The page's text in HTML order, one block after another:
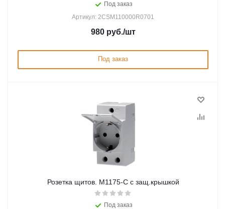
Под заказ
Артикул: 2CSM110000R0701
980руб./шт
Под заказ
Розетка щитов. M1175-C с защ.крышкой
Под заказ